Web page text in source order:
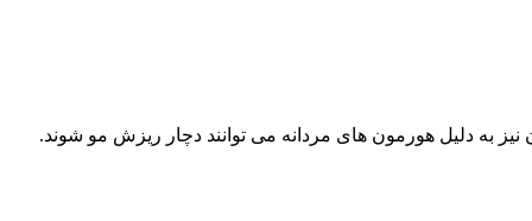
نیز به دلیل هورمون های مردانه می توانند دچار ریزش مو شوند.